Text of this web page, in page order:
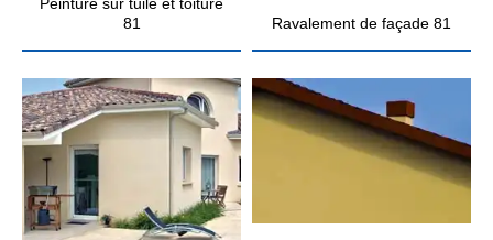
81
Ravalement de façade 81